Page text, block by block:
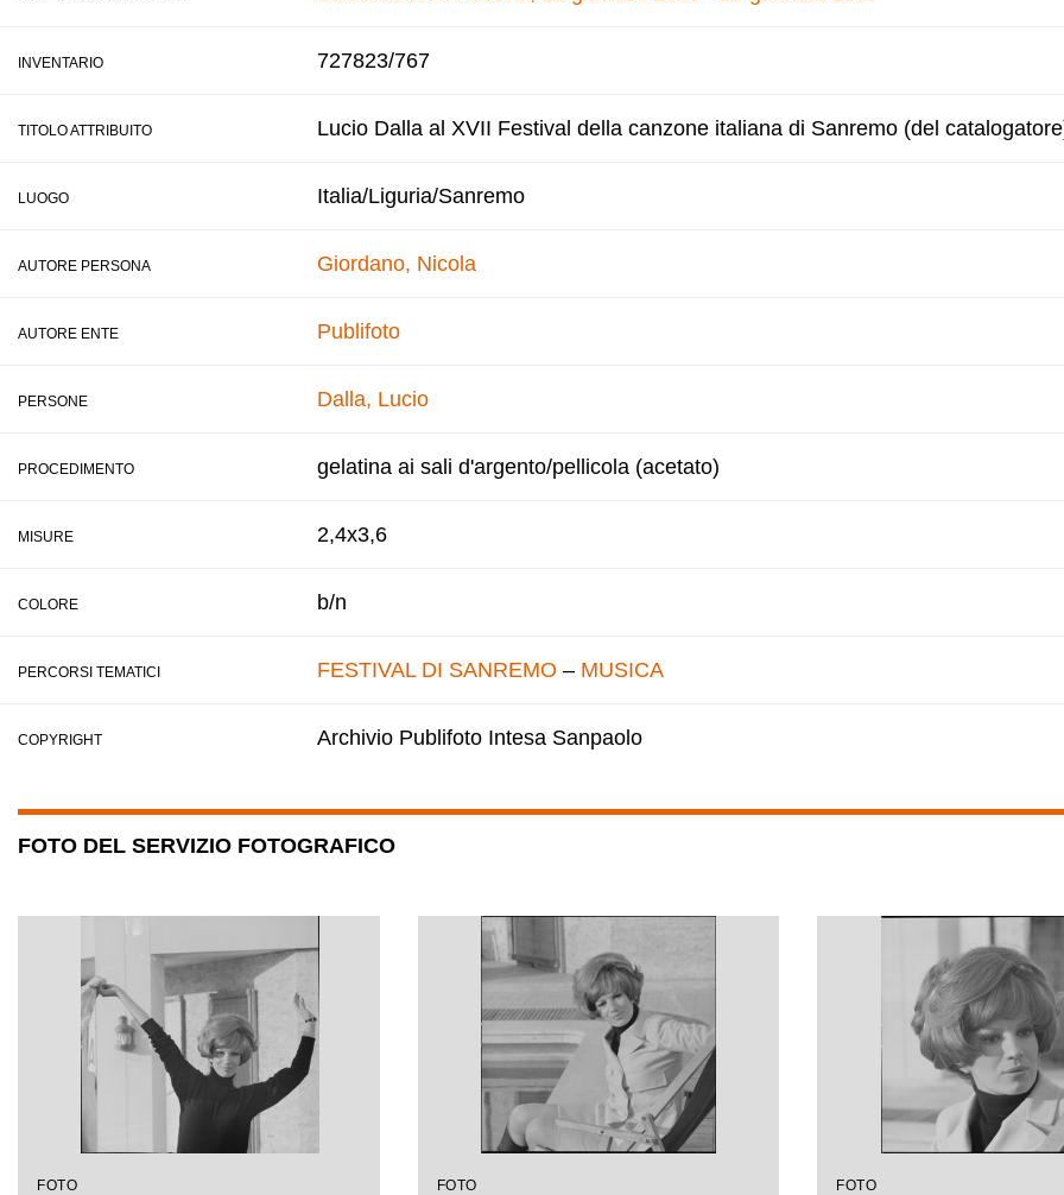
INVENTARIO 727823/767
TITOLO ATTRIBUITO Lucio Dalla al XVII Festival della canzone italiana di Sanremo (del
LUOGO Italia/Liguria/Sanremo
AUTORE PERSONA Giordano, Nicola
AUTORE ENTE Publifoto
PERSONE Dalla, Lucio
PROCEDIMENTO gelatina ai sali d'argento/pellicola (acetato)
MISURE 2,4x3,6
COLORE b/n
PERCORSI TEMATICI FESTIVAL DI SANREMO – MUSICA
COPYRIGHT Archivio Publifoto Intesa Sanpaolo
FOTO DEL SERVIZIO FOTOGRAFICO
FOTO FOTO FOTO